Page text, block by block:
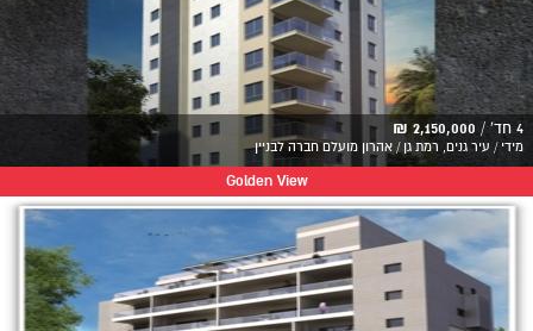
4 חד' / 2,150,000 ₪
מידי / עיר גנים, רמת גן / אהרון מועלם חברה לבניין
Golden View